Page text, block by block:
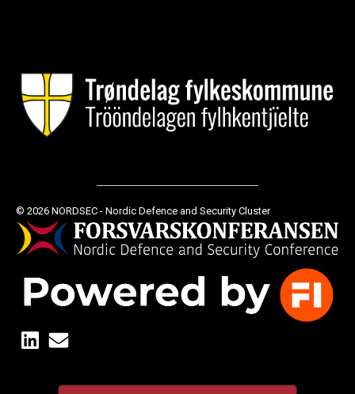
© 2026 NORDSEC - Nordic Defence and Security Cluster